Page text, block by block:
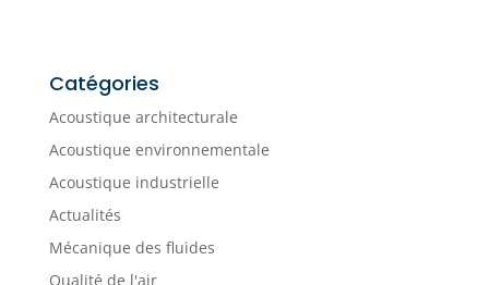
Catégories
Acoustique architecturale
Acoustique environnementale
Acoustique industrielle
Actualités
Mécanique des fluides
Qualité de l'air